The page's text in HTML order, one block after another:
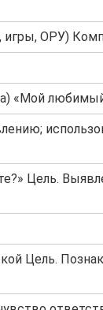
игры, ОРУ)
«Мой
Цель.
Цель.